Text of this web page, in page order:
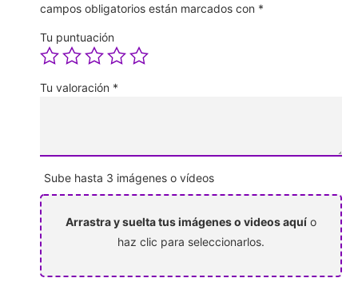
campos obligatorios están marcados con *
Tu puntuación
Tu valoración *
Sube hasta 3 imágenes o vídeos
Arrastra y suelta tus imágenes o videos aquí o
haz clic para seleccionarlos.